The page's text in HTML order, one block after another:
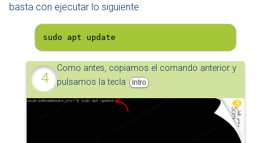
basta con ejecutar lo siguiente:
sudo apt update
Como antes, copiamos el comando anterior y
pulsamos la tecla
Intro .